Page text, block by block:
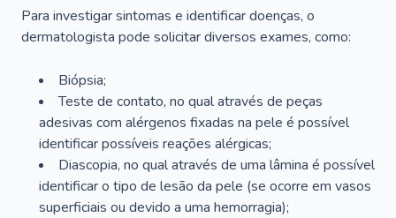
Para investigar sintomas e identificar doenças, o
dermatologista pode solicitar diversos exames, como:
Biópsia;
Teste de contato, no qual através de peças
adesivas com alérgenos fixadas na pele é possível
identificar possíveis reações alérgicas;
Diascopia, no qual através de uma lâmina é possível
identificar o tipo de lesão da pele (se ocorre em vasos
superficiais ou devido a uma hemorragia);